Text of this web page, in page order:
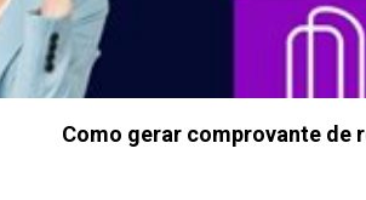
Como gerar comprovante de